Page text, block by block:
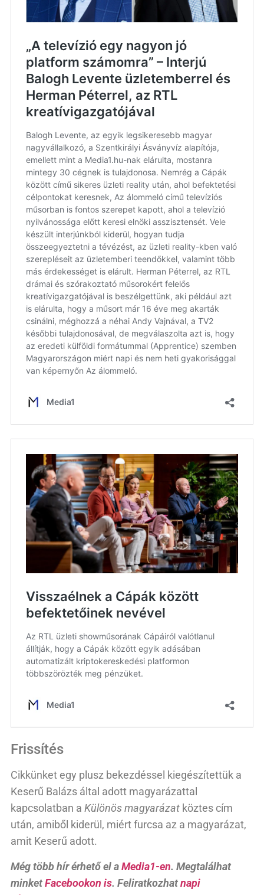
Frissítés
Cikkünket egy plusz bekezdéssel kiegészítettük a
Keserű Balázs által adott magyarázattal
kapcsolatban a Különös magyarázat köztes cím
után, amiből kiderül, miért furcsa az a magyarázat,
amit Keserű adott.
Még több hír érhető el aMedia1-en. Megtalálhat
minketFacebookon is. Feliratkozhatnapi